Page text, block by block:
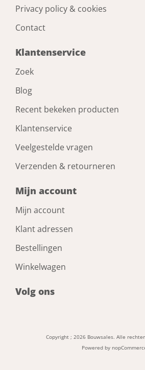
Privacy policy & cookies
Contact
Klantenservice
Zoek
Blog
Recent bekeken producten
Klantenservice
Veelgestelde vragen
Verzenden & retourneren
Mijn account
Mijn account
Klant adressen
Bestellingen
Winkelwagen
Volg ons
Copyright ; 2026 Bouwsales. Alle
Powered by